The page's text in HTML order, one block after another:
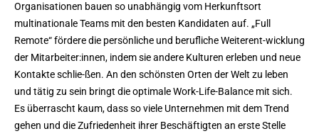
Organisationen bauen so unabhängig vom Herkunftsort
multinationale Teams mit den besten Kandidaten auf. „Full
Remote“ fördere die persönliche und berufliche Weiterent-wicklung
der Mitarbeiter:innen, indem sie andere Kulturen erleben und neue
Kontakte schlie-ßen. An den schönsten Orten der Welt zu leben
und tätig zu sein bringt die optimale Work-Life-Balance mit sich.
Es überrascht kaum, dass so viele Unternehmen mit dem Trend
gehen und die Zufriedenheit ihrer Beschäftigten an erste Stelle